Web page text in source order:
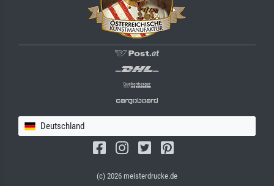
Deutschland
(c) 2026 meisterdrucke.de